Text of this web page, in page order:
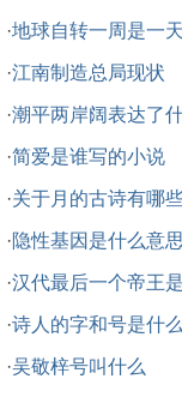
·地球自转一周是一
·江南制造总局现状
·潮平两岸阔表达了
·简爱是谁写的小说
·关于月的古诗有哪
·隐性基因是什么意思
·汉代最后一个帝王
·诗人的字和号是什
·吴敬梓号叫什么